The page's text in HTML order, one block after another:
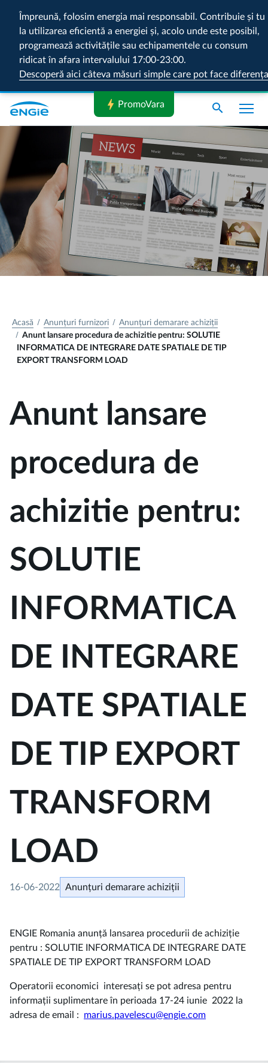
Împreună, folosim energia mai responsabil. Contribuie și tu
la utilizarea eficientă a energiei și, acolo unde este posibil,
programează activitățile sau echipamentele cu consum
ridicat în afara intervalului 17:00-23:00.
Descoperă aici câteva măsuri simple care pot face diferența
search
Acasă Anunțuri furnizori
Anunțuri demarare achiziții
Anunt lansare procedura de achizitie pentru: SOLUTIE
INFORMATICA DE INTEGRARE DATE SPATIALE DE TIP
EXPORT TRANSFORM LOAD
Anunt lansare
procedura de
achizitie pentru:
SOLUTIE
INFORMATICA
DE INTEGRARE
DATE SPATIALE
DE TIP EXPORT
TRANSFORM
LOAD
16-06-2022 Anunțuri demarare achiziții
ENGIE Romania anunță lansarea procedurii de achiziție
pentru : SOLUTIE INFORMATICA DE INTEGRARE DATE
SPATIALE DE TIP EXPORT TRANSFORM LOAD
Operatorii economici interesați se pot adresa pentru
informații suplimentare în perioada 17-24 iunie 2022 la
adresa de email : marius.pavelescu@engie.com
bolt PromoVara